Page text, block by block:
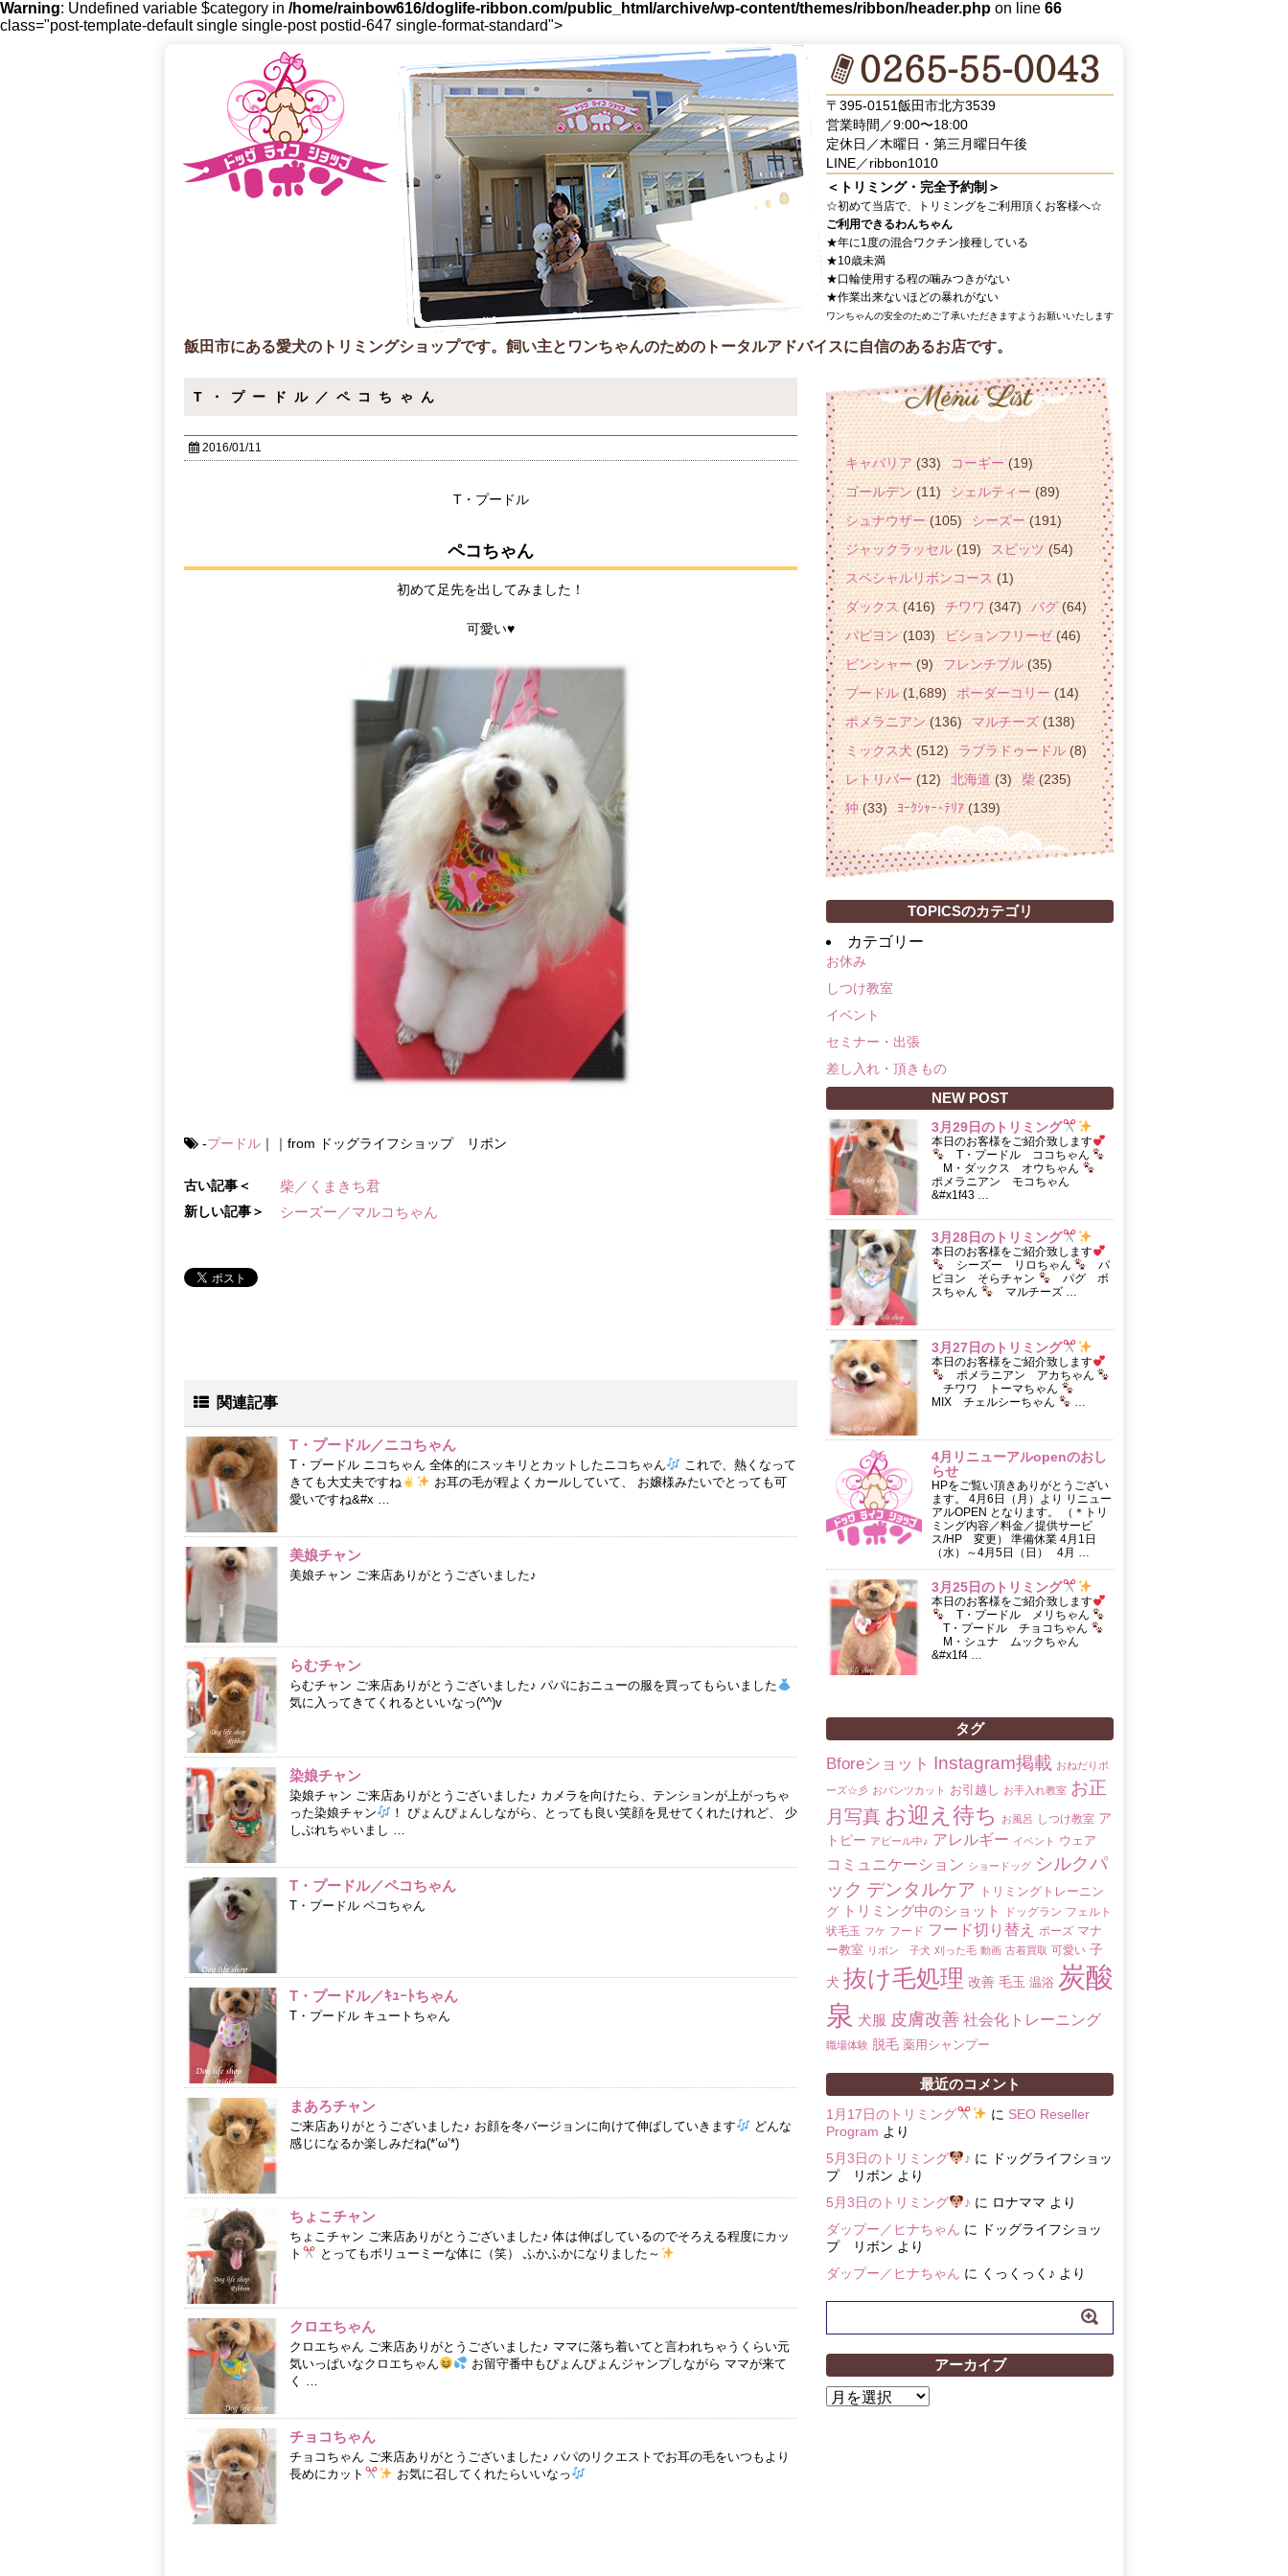
Warning: Undefined variable $category in /home/rainbow616/doglife-ribbon.com/public_html/archive/wp-content/themes/ribbon/header.php on line 66
class="post-template-default single single-post postid-647 single-format-standard">
〒395-0151飯田市北方3539
営業時間／9:00〜18:00
定休日／木曜日・第三月曜日午後
LINE／ribbon1010
＜トリミング・完全予約制＞
☆初めて当店で、トリミングをご利用頂くお客様へ☆
ご利用できるわんちゃん
★年に1度の混合ワクチン接種している
★10歳未満
★口輪使用する程の噛みつきがない
★作業出来ないほどの暴れがない
ワンちゃんの安全のためご了承いただきますようお願いいたします
飯田市にある愛犬のトリミングショップです。飼い主とワンちゃんのためのトータルアドバイスに自信のあるお店です。
T・プードル／ペコちゃん
2016/01/11
T・プードル
ペコちゃん
初めて足先を出してみました！
可愛い♥
-プードル ｜｜from ドッグライフショップ リボン
古い記事＜ 柴／くまきち君
新しい記事＞ シーズー／マルコちゃん
関連記事
T・プードル／ニコちゃん
T・プードル ニコちゃん 全体的にスッキリとカットしたニコちゃん
これで、熱くなって
きても大丈夫ですね
お耳の毛が程よくカールしていて、 お嬢様みたいでとっても可
愛いですね&#x …
美娘チャン
美娘チャン ご来店ありがとうございました♪
らむチャン
らむチャン ご来店ありがとうございました♪ パパにおニューの服を買ってもらいました
気に入ってきてくれるといいなっ(^^)v
染娘チャン
染娘チャン ご来店ありがとうございました♪ カメラを向けたら、テンションが上がっちゃ
った染娘チャン
！ ぴょんぴょんしながら、とっても良い笑顔を見せてくれたけれど、 少
しぶれちゃいまし …
T・プードル／ペコちゃん
T・プードル ペコちゃん
T・プードル／ｷｭｰﾄちゃん
T・プードル キュートちゃん
まあろチャン
ご来店ありがとうございました♪ お顔を冬バージョンに向けて伸ばしていきます
どんな
感じになるか楽しみだね(*’ω’*)
ちょこチャン
ちょこチャン ご来店ありがとうございました♪ 体は伸ばしているのでそろえる程度にカッ
ト
とってもボリューミーな体に（笑） ふかふかになりました～
クロエちゃん
クロエちゃん ご来店ありがとうございました♪ ママに落ち着いてと言われちゃうくらい元
気いっぱいなクロエちゃん
お留守番中もぴょんぴょんジャンプしながら ママが来て
く …
チョコちゃん
チョコちゃん ご来店ありがとうございました♪ パパのリクエストでお耳の毛をいつもより
長めにカット
お気に召してくれたらいいなっ
キャバリア(33) コーギー(19)
ゴールデン(11) シェルティー(89)
シュナウザー(105) シーズー(191)
ジャックラッセル(19) スピッツ(54)
スペシャルリボンコース(1)
ダックス (416) チワワ(347) パグ(64)
パピヨン(103) ビションフリーゼ(46)
ピンシャー(9) フレンチブル(35)
プードル(1,689) ボーダーコリー(14)
ポメラニアン(136) マルチーズ(138)
ミックス犬(512) ラブラドゥードル (8)
レトリバー(12) 北海道(3) 柴(235)
狆(33) ﾖｰｸｼｬｰ･ﾃﾘｱ(139)
TOPICSのカテゴリ
カテゴリー
お休み
しつけ教室
イベント
セミナー・出張
差し入れ・頂きもの
NEW POST
3月29日のトリミング
本日のお客様をご紹介致します
T・プードル ココちゃん
M・ダックス オウちゃん
ポメラニアン モコちゃん
&#x1f43 …
3月28日のトリミング
本日のお客様をご紹介致します
シーズー リロちゃん
パ
ピヨン そらチャン
パグ ボ
スちゃん
マルチーズ …
3月27日のトリミング
本日のお客様をご紹介致します
ポメラニアン アカちゃん
チワワ トーマちゃん
MIX チェルシーちゃん
4月リニューアルopenのおし
らせ
HPをご覧い頂きありがとうござい
ます。 4月6日（月）より リニュー
アルOPEN となります。 （＊トリ
ミング内容／料金／提供サービ
ス/HP 変更） 準備休業 4月1日
（水）～4月5日（日） 4月 …
3月25日のトリミング
本日のお客様をご紹介致します
T・プードル メリちゃん
T・プードル チョコちゃん
M・シュナ ムックちゃん
&#x1f4 …
タグ
Bforeショット Instagram掲載 おねだりポ
ーズ☆彡 おパンツカット お引越し お手入れ教室 お正
月写真 お迎え待ち お風呂 しつけ教室 ア
トピー アピール中♪ アレルギー イベント ウェア
コミュニケーション ショードッグ シルクパ
ック デンタルケア
トリミングトレーニン
グ トリミング中のショット ドッグラン フェルト
状毛玉 フケ フード フード切り替え ポーズ マナ
ー教室 リボン 子犬 刈った毛 動画 古着買取 可愛い 子
犬 抜け毛処理 改善 毛玉 温浴 炭酸
泉 犬服 皮膚改善 社会化トレーニング
職場体験 脱毛 薬用シャンプー
最近のコメント
1月17日のトリミング に SEO Reseller
Program より
5月3日のトリミング
♪ に
ドッグライフショッ
プ リボン より
5月3日のトリミング
♪ に ロナママ より
ダップー／ヒナちゃん に
ドッグライフショッ
プ リボン より
ダップー／ヒナちゃん に くっくっく♪ より
アーカイブ
ア